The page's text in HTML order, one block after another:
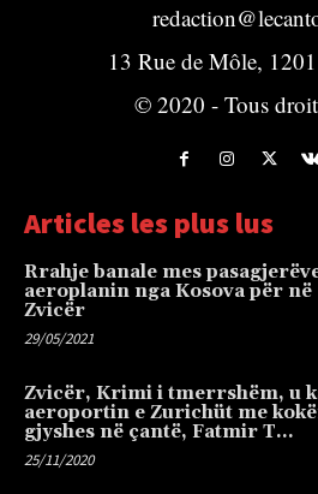
13 Rue de Môle,
© 2020 - Tous
Articles les plus lus
Rrahje banale mes
aeroplanin nga Kosova për në
Zvicër
29/05/2021
Zvicër, Krimi i tmerrshëm, u
aeroportin e Zurichüt me
gjyshes në çantë, Fatmir T…
25/11/2020